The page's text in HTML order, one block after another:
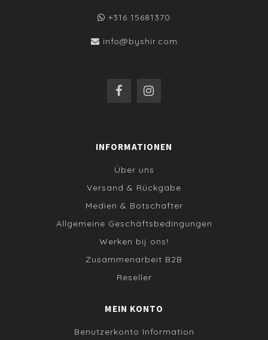
+316 15681370
info@byshir.com
INFORMATIONEN
Über uns
Versand & Rückgabe
Medien & Botschafter
Allgemeine Geschäftsbedingungen
Werken bij ons!
Zusammenarbeit B2B
Reseller
MEIN KONTO
Benutzerkonto Information